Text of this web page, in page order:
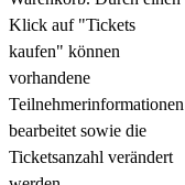
Klick auf "Tickets
kaufen" können
vorhandene
Teilnehmerinformationen
bearbeitet sowie die
Ticketsanzahl verändert